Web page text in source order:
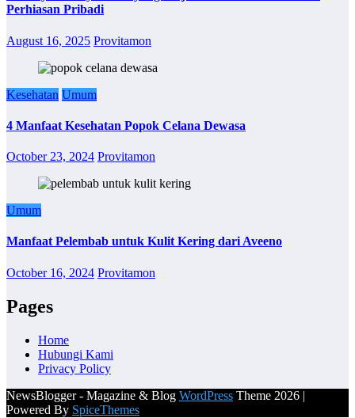
Perhiasan Pribadi
August 16, 2025 Provitamon
Kesehatan Umum
4 Manfaat Kesehatan Popok Celana Dewasa
October 23, 2024 Provitamon
Umum
Manfaat Pelembab untuk Kulit Kering dari Aveeno
October 16, 2024 Provitamon
Pages
Home
Hubungi Kami
Privacy Policy
NewsBlogger - Magazine & Blog WordPress Theme 2026 |
Powered By SpiceThemes